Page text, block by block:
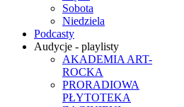
Sobota
Niedziela
Podcasty
Audycje - playlisty
AKADEMIA ART-
ROCKA
PRORADIOWA
PŁYTOTEKA